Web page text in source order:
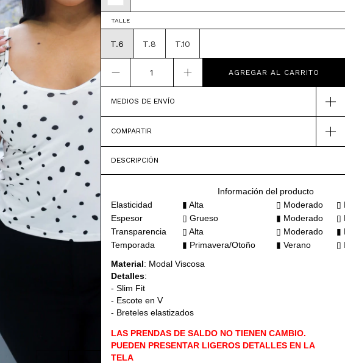
TALLE
T.6 T.8 T.10
MEDIOS DE ENVÍO
COMPARTIR
DESCRIPCIÓN
Información del producto
Elasticidad
▮ Alta ▯ Moderado
▯
Espesor
▯ Grueso ▮ Moderado
▯
Transparencia
▯ Alta ▯ Moderado
▮
Temporada
▮ Primavera/Otoño ▮ Verano
▯
Material: Modal Viscosa
Detalles:
- Slim Fit
- Escote en V
- Breteles elastizados
LAS PRENDAS DE SALDO NO TIENEN CAMBIO.
PUEDEN PRESENTAR LIGEROS DETALLES EN LA
TELA